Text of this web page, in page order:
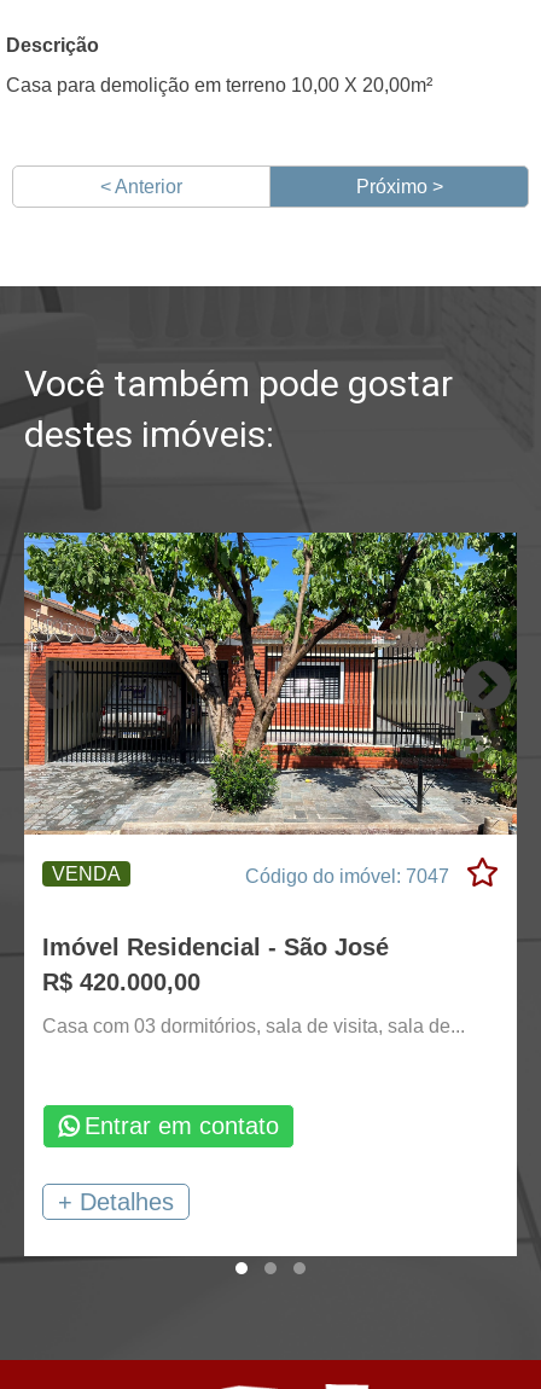
Descrição
Casa para demolição em terreno 10,00 X 20,00m²
< Anterior Próximo >
Você também pode gostar
destes imóveis:
VENDA Código do imóvel: 7047
Imóvel Residencial - São José
R$ 420.000,00
Casa com 03 dormitórios, sala de visita, sala de...
Entrar em contato
+ Detalhes